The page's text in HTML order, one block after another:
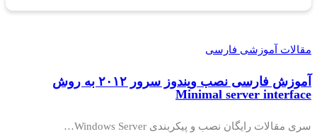
مقالات آموزشی فارسی
آموزش فارسی نصب ویندوز سرور ۲۰۱۲ به روش
Minimal server interface
سری مقالات رایگان نصب و پیکربندی Windows Server…